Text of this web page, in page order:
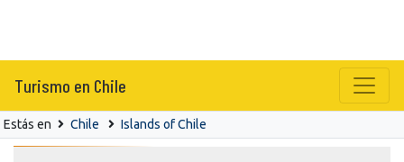
Turismo en Chile
Estás en Chile Islands of Chile